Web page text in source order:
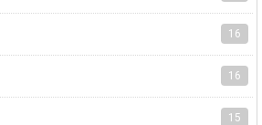
16
16
15